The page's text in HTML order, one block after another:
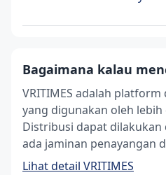
Bagaimana kalau
VRITIMES adalah
yang digunakan oleh lebih
Distribusi dapat dilakukan
ada jaminan penayangan
Lihat detail VRITIMES